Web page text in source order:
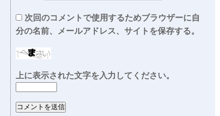
次回のコメントで使用するためブラウザーに自
分の名前、メールアドレス、サイトを保存する。
上に表示された文字を入力してください。